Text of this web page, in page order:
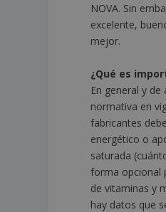
NOVA. Sin
excelente,
mejor.
¿Qué es
En general y
normativa en
fabricantes
energético o
saturada
forma opcional
de vitaminas y
hay datos que